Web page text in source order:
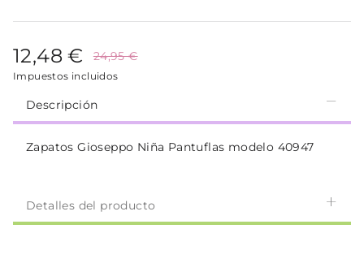
12,48 € 24,95 €
Impuestos incluidos
Descripción
Zapatos Gioseppo Niña Pantuflas modelo 40947
Detalles del producto